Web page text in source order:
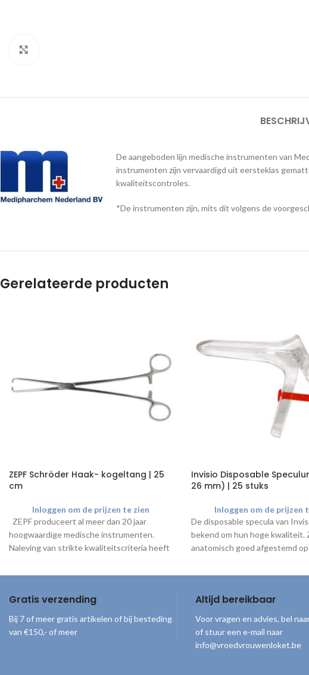
De aangeboden lijn medische instrumenten van
instrumenten zijn vervaardigd uit eersteklas
kwaliteitscontroles.
*De instrumenten zijn, mits dit volgens de
Gerelateerde producten
ZEPF Schröder Haak- kogeltang | 25
cm
Inloggen om de prijzen te zien
ZEPF produceert al meer dan 20 jaar
hoogwaardige medische instrumenten.
Naleving van strikte kwaliteitscriteria heeft
Invisio Disposable
26 mm) | 25 stuks
Inloggen om de prijzen
De disposable specula van
bekend om hun hoge kwaliteit.
anatomisch goed afgestemd
sterk. De specula zijn
lichtbronvoor meer zicht en
Gratis verzending
Bij 7 of meer gratis artikelen of bij besteding
van €150,- of meer
Altijd bereikbaar
Voor vragen en advies, bel
of stuur een e-mail naar
info@vroedvrouwenloket.be